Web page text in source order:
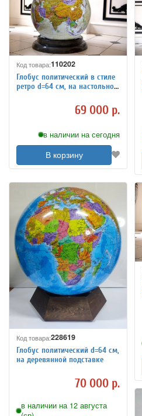
Код товара:110202
Глобус политический в стиле
ретро d=64 см, на настольной
69 000 р.
в наличии на сегодня
В корзину
Код товара:228619
Глобус политический d=64 см,
на деревянной подставке
70 000 р.
в наличии на 12 августа